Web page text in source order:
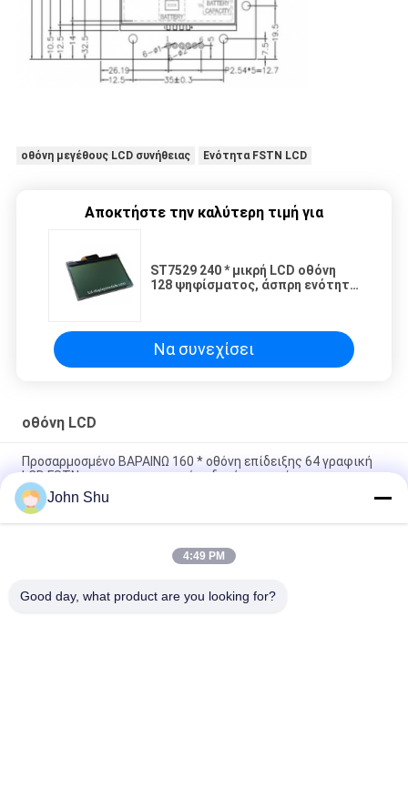
οθόνη μεγέθους LCD συνήθειας Ενότητα FSTN LCD
Αποκτήστε την καλύτερη τιμή για
ST7529 240 * μικρή LCD οθόνη
128 ψηφίσματος, άσπρη ενότητα
Να συνεχίσει
οθόνη LCD
Προσαρμοσμένο ΒΑΡΑΙΝΩ 160 * οθόνη επίδειξης 64 γραφική
LCD FSTN με τις προαιρετικές οδηγήσεις χρώματος
Οθόνη μεγέθους LCD 160 συνήθειας FSTN 128 *, επίδειξη
συνήθειας LCD Backlight των άσπρων οδηγήσεων
Προσαρμοσμένο ΒΑΡΑΊΝΩ 92 οθόνης επίδειξης LCD * 198
John Shu
4:49 PM
Good day, what product are you looking for?